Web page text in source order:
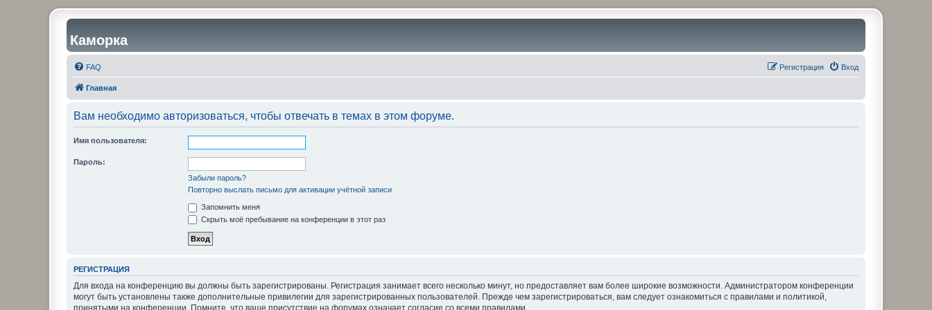
Каморка
FAQ Вход
Регистрация
Главная
Вам необходимо авторизоваться, чтобы отвечать в темах в этом форуме.
Имя пользователя:
Пароль:
Забыли пароль?
Повторно выслать письмо для активации учётной записи
Запомнить меня
Скрыть моё пребывание на конференции в этот раз
РЕГИСТРАЦИЯ
Для входа на конференцию вы должны быть зарегистрированы. Регистрация занимает всего несколько минут, но предоставляет вам более широкие возможности. Администратором конференции
могут быть установлены также дополнительные привилегии для зарегистрированных пользователей. Прежде чем зарегистрироваться, вам следует ознакомиться с правилами и политикой,
принятыми на конференции. Помните, что ваше присутствие на форумах означает согласие со всеми правилами.